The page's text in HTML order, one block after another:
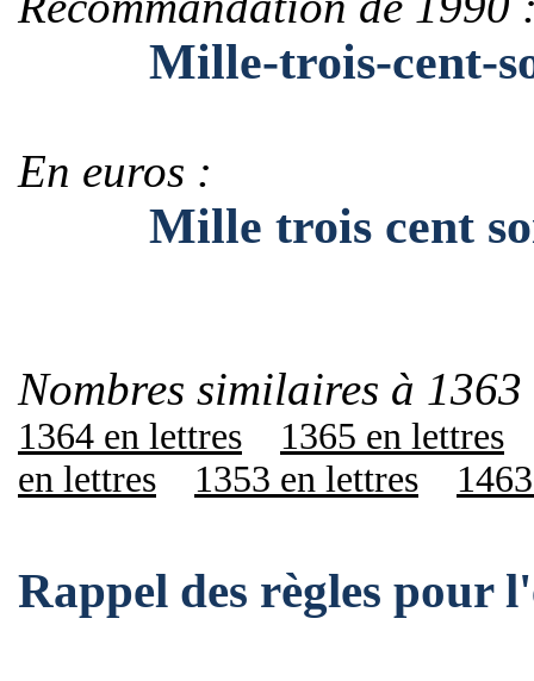
Mille-trois-cent-
En euros :
Mille trois cent
Nombres similaires à
1364 en lettres
1365 en lettres
en lettres
1353 en lettres
Rappel des règles pour